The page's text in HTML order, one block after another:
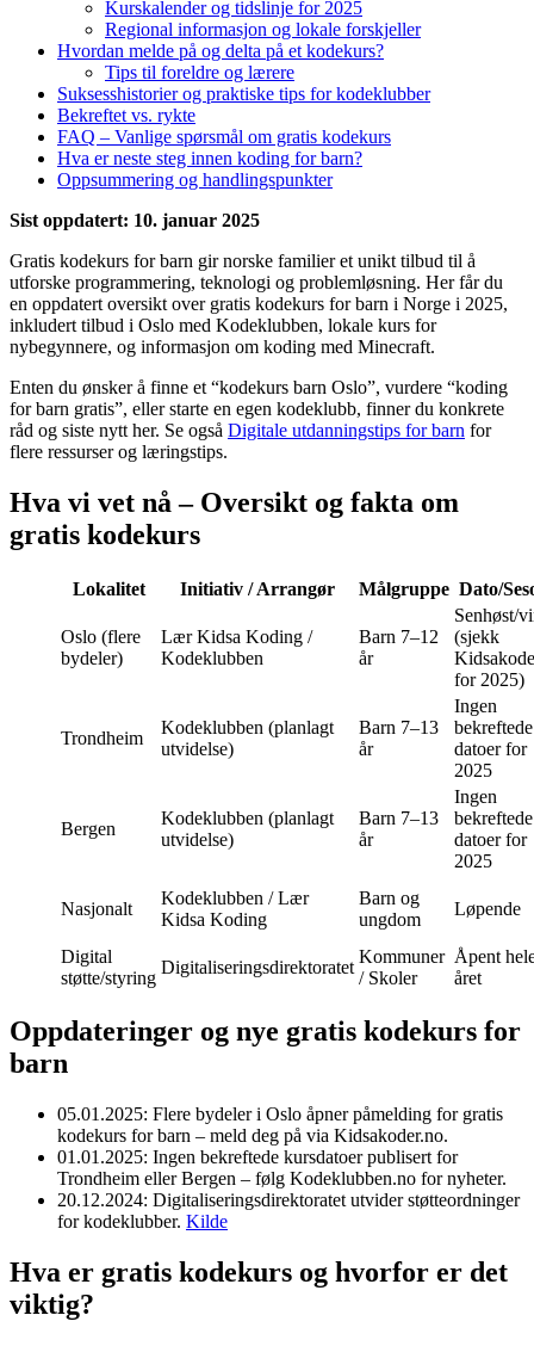
Kurskalender og tidslinje for 2025
Regional informasjon og lokale forskjeller
Hvordan melde på og delta på et kodekurs?
Tips til foreldre og lærere
Suksesshistorier og praktiske tips for kodeklubber
Bekreftet vs. rykte
FAQ – Vanlige spørsmål om gratis kodekurs
Hva er neste steg innen koding for barn?
Oppsummering og handlingspunkter
Sist oppdatert: 10. januar 2025
Gratis kodekurs for barn gir norske familier et unikt tilbud til å
utforske programmering, teknologi og problemløsning. Her får du
en oppdatert oversikt over gratis kodekurs for barn i Norge i 2025,
inkludert tilbud i Oslo med Kodeklubben, lokale kurs for
nybegynnere, og informasjon om koding med Minecraft.
Enten du ønsker å finne et “kodekurs barn Oslo”, vurdere “koding
for barn gratis”, eller starte en egen kodeklubb, finner du konkrete
råd og siste nytt her. Se også Digitale utdanningstips for barn for
flere ressurser og læringstips.
Hva vi vet nå – Oversikt og fakta om
gratis kodekurs
Lokalitet Initiativ / Arrangør Målgruppe Dato/
Oslo (flere
bydeler)
Lær Kidsa Koding /
Kodeklubben
Barn 7–12
år
Senhøst/
(sjekk
for 2025)
Trondheim
Kodeklubben (planlagt
utvidelse)
Barn 7–13
år
Ingen
bekreftede
datoer for
2025
Bergen
Kodeklubben (planlagt
utvidelse)
Barn 7–13
år
Ingen
bekreftede
datoer for
2025
Nasjonalt
Kodeklubben / Lær
Kidsa Koding
Barn og
ungdom
Løpende
Digital
støtte/styring
Digitaliseringsdirektoratet
Kommuner
/ Skoler
Åpent
året
Oppdateringer og nye gratis kodekurs for
barn
05.01.2025: Flere bydeler i Oslo åpner påmelding for gratis
kodekurs for barn – meld deg på via Kidsakoder.no.
01.01.2025: Ingen bekreftede kursdatoer publisert for
Trondheim eller Bergen – følg Kodeklubben.no for nyheter.
20.12.2024: Digitaliseringsdirektoratet utvider støtteordninger
for kodeklubber. Kilde
Hva er gratis kodekurs og hvorfor er det
viktig?